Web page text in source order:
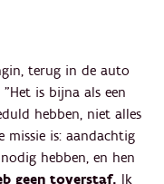
terug in de auto
is bijna als een
hebben, niet alles
missie is: aandachtig
hebben, en hen
geen toverstaf. Ik